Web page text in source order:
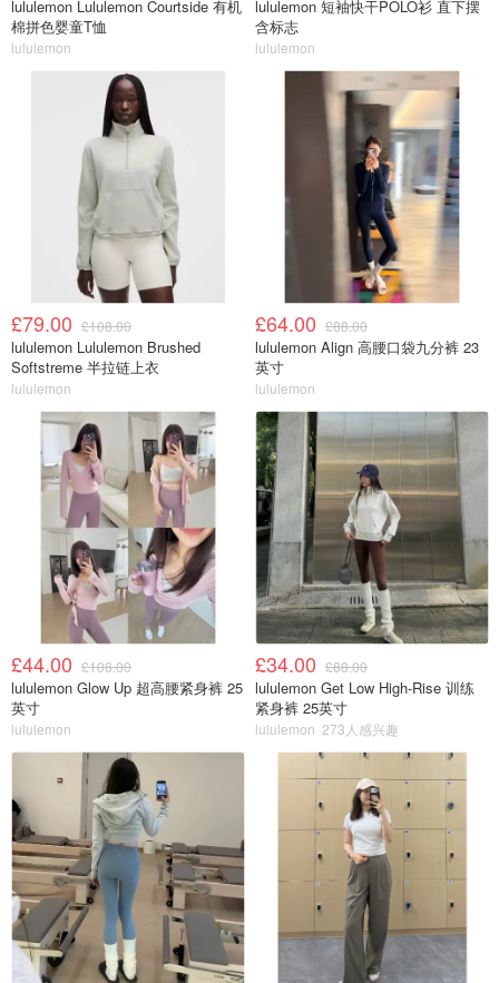
lululemon Lululemon Courtside 有机
棉拼色婴童T恤
lululemon
lululemon 短袖快干POLO衫 直下摆
含标志
lululemon
£79.00 £108.00
lululemon Lululemon Brushed
Softstreme 半拉链上衣
lululemon
£64.00 £88.00
lululemon Align 高腰口袋九分裤 23
英寸
lululemon
£44.00 £108.00
lululemon Glow Up 超高腰紧身裤 25
英寸
lululemon
£34.00 £88.00
lululemon Get Low High-Rise 训练
紧身裤 25英寸
lululemon 273人感兴趣